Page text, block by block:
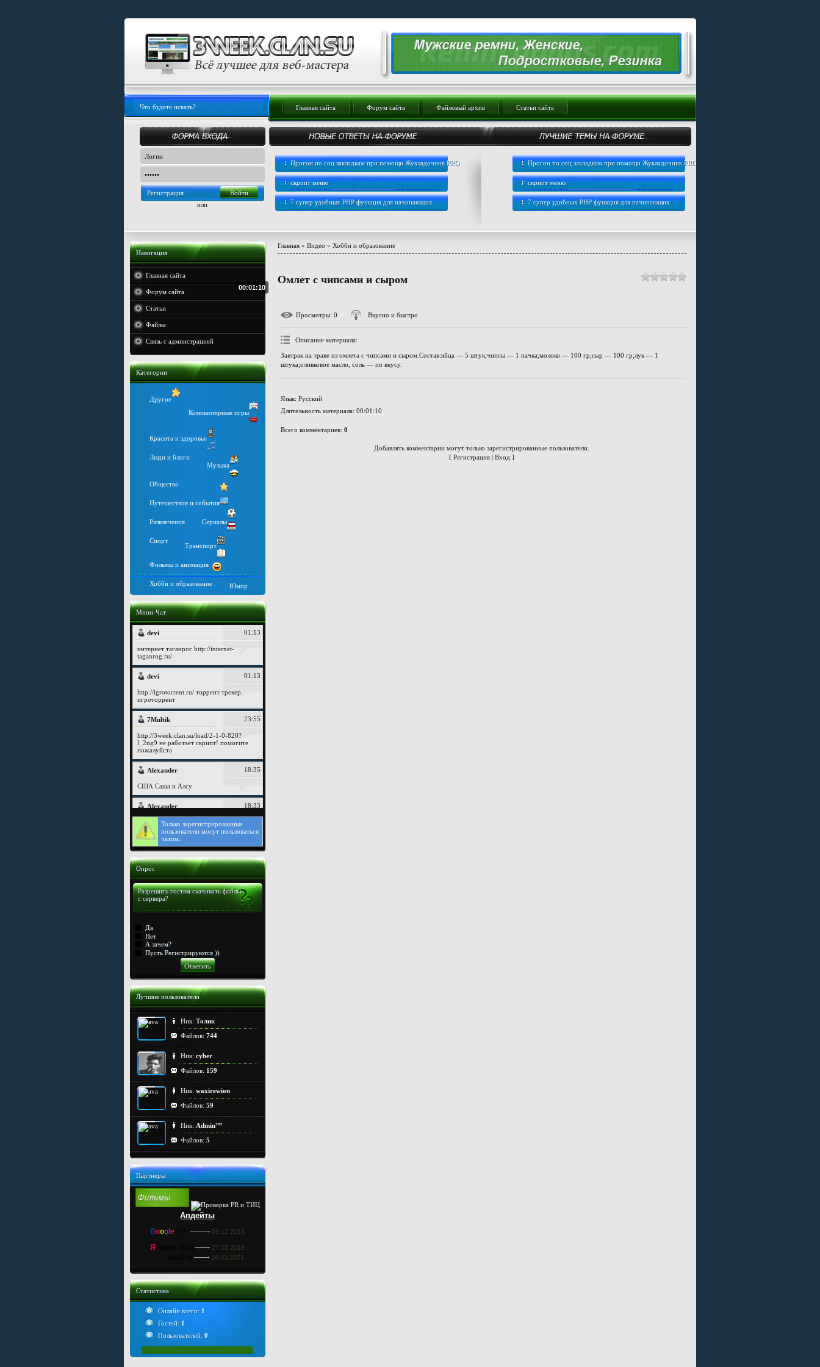
Главная сайта Форум сайта Файловый архив Статьи сайта
Регистрация
или
Прогон по соц.закладкам при помощи Жукладочник PRO
скрипт меню
7 супер удобных PHP функция для начинающих
Прогон по соц.закладкам при помощи Жукладочник PRO
скрипт меню
7 супер удобных PHP функция для начинающих
Навигация
Главная сайта
Форум сайта
Статьи
Файлы
Связь с админстрацией
Категории
Другое
Компьютерные игры
Красота и здоровье
Люди и блоги
Музыка
Общество
Путешествия и события
Развлечения Сериалы
Спорт
Транспорт
Фильмы и анимация
Хобби и образование Юмор
Мини-Чат
Только зарегистрированные
пользователи могут пользоваться
чатом.
Опрос
Разрешить гостям скачивать файлы
с сервера?
Да
Нет
А зачем?
Пусть Регистрируются ))
Лучшие пользователи
Ник: Толик
Файлов: 744
Ник: cyber
Файлов: 159
Ник: waxirewion
Файлов: 59
Ник: Admin™
Файлов: 5
Партнеры
Апдейты
Google 06.12.2013
Я 27.03.2019
14.03.2021
Статистика
Онлайн всего: 1
Гостей: 1
Пользователей: 0
Главная» Видео » Хобби и образование
Омлет с чипсами и сыром
00:01:10
Просмотры: 0 Вкусно и быстро
Описание материала:
Завтрак на траве из омлета с чипсами и сыром.Состав:яйца — 5 штук;чипсы — 1 пачка;молоко — 100 гр;сыр — 100 гр;лук — 1
штука;оливковое масло, соль — по вкусу.
Язык: Русский
Длительность материала: 00:01:10
Всего комментариев: 0
Добавлять комментарии могут только зарегистрированные пользователи.
[ Регистрация | Вход ]